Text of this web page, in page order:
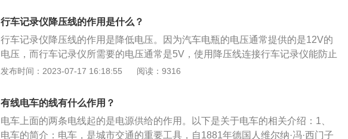
直到保险盒附近。打开保险盒，找到ACC插口，降压线红线接ACC，黑线搭铁，
拧在保险盒螺丝上即可。
行车记录仪降压线的作用是什么？
行车记录仪降压线的作用是降低电压。因为汽车电瓶的电压通常提供的是12V的
电压，而行车记录仪所需要的电压通常是5V，使用降压线连接行车记录仪能防止
由于汽车的电压过大对行车记录仪造成损伤，影响正常使用。以下是安装行车记
与挡风玻璃或者与后视镜固定为一体，防止震动。安装合适的角度：不要遮挡视
线，一般的行车记录仪安装方式是用玻璃吸盘支架固定在前档风玻璃，但是如果
机身过大就会影响视线。可以把行车记录仪安装在后视镜附近，这样的角度最适
发布时间：2023-07-17 16:18:55 阅读：9316
有线电车的线有什么作用？
电车上面的两条电线起的是电源供给的作用。以下是关于电车的相关介绍：1、
电车的简介：电车，是城市交通的重要工具，自1881年德国人维尔纳·冯·西门子